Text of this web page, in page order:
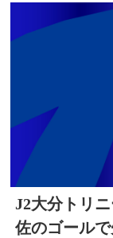
J2大分トリ
佐のゴール